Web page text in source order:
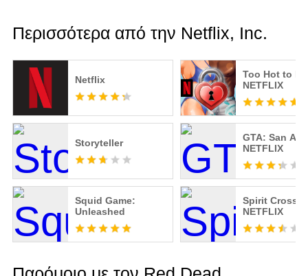
Περισσότερα από την Netflix, Inc.
Netflix
Too Hot to
NETFLIX
Storyteller
GTA: San
NETFLIX
Squid Game:
Unleashed
Spirit
NETFLIX